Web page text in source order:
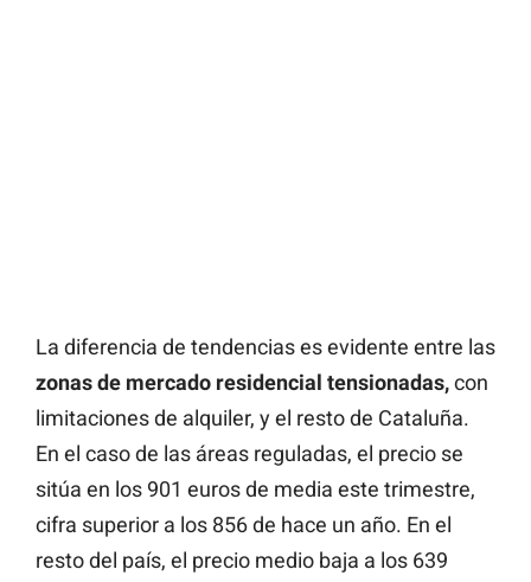
La diferencia de tendencias es evidente entre las
zonas de mercado residencial tensionadas,con
limitaciones de alquiler, y el resto de Cataluña.
En el caso de las áreas reguladas, el precio se
sitúa en los 901 euros de media este trimestre,
cifra superior a los 856 de hace un año. En el
resto del país, el precio medio baja a los 639